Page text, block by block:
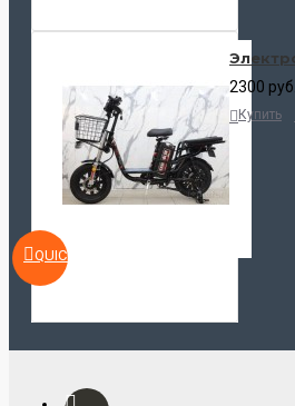
QUICKVIEW
2300 руб.
Купить